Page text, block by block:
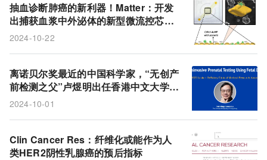
抽血诊断肺癌的新利器！Matter：开发
出捕获血浆中外泌体的新型微流控芯
片，可更快更灵敏地检测肺癌
2024-10-22
离诺贝尔奖最近的中国科学家，“无创产
前检测之父”卢煜明出任香港中文大学校
长，每年有上千万孕妇因他的研究而受
2024-10-01
Clin Cancer Res：纤维化或能作为人
类HER2阴性乳腺癌的预后指标